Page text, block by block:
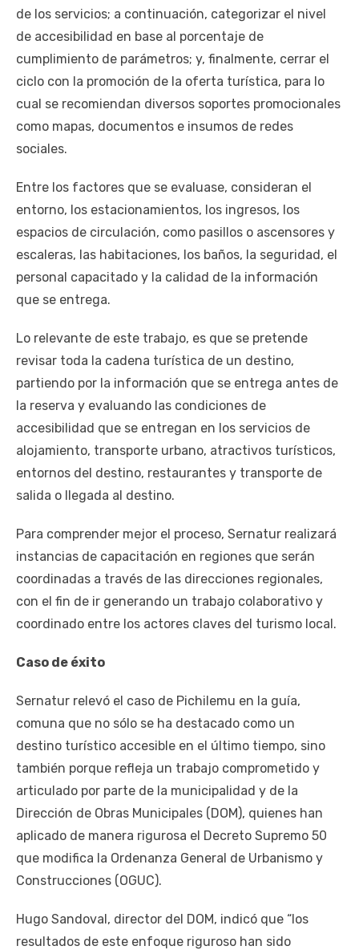
de los servicios; a continuación, categorizar el nivel
de accesibilidad en base al porcentaje de
cumplimiento de parámetros; y, finalmente, cerrar el
ciclo con la promoción de la oferta turística, para lo
cual se recomiendan diversos soportes promocionales
como mapas, documentos e insumos de redes
sociales.
Entre los factores que se evaluase, consideran el
entorno, los estacionamientos, los ingresos, los
espacios de circulación, como pasillos o ascensores y
escaleras, las habitaciones, los baños, la seguridad, el
personal capacitado y la calidad de la información
que se entrega.
Lo relevante de este trabajo, es que se pretende
revisar toda la cadena turística de un destino,
partiendo por la información que se entrega antes de
la reserva y evaluando las condiciones de
accesibilidad que se entregan en los servicios de
alojamiento, transporte urbano, atractivos turísticos,
entornos del destino, restaurantes y transporte de
salida o llegada al destino.
Para comprender mejor el proceso, Sernatur realizará
instancias de capacitación en regiones que serán
coordinadas a través de las direcciones regionales,
con el fin de ir generando un trabajo colaborativo y
coordinado entre los actores claves del turismo local.
Caso de éxito
Sernatur relevó el caso de Pichilemu en la guía,
comuna que no sólo se ha destacado como un
destino turístico accesible en el último tiempo, sino
también porque refleja un trabajo comprometido y
articulado por parte de la municipalidad y de la
Dirección de Obras Municipales (DOM), quienes han
aplicado de manera rigurosa el Decreto Supremo 50
que modifica la Ordenanza General de Urbanismo y
Construcciones (OGUC).
Hugo Sandoval, director del DOM, indicó que “los
resultados de este enfoque riguroso han sido